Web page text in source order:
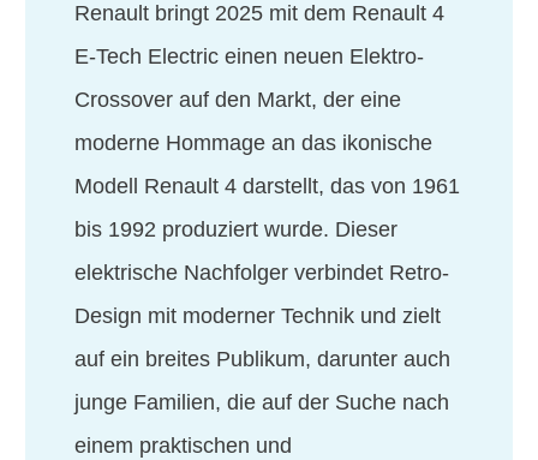
Renault bringt 2025 mit dem Renault 4
E-Tech Electric einen neuen Elektro-
Crossover auf den Markt, der eine
moderne Hommage an das ikonische
Modell Renault 4 darstellt, das von 1961
bis 1992 produziert wurde. Dieser
elektrische Nachfolger verbindet Retro-
Design mit moderner Technik und zielt
auf ein breites Publikum, darunter auch
junge Familien, die auf der Suche nach
einem praktischen und